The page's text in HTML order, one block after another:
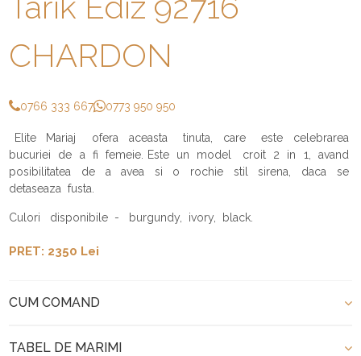
CHARDON
0766 333 667 0773 950 950
Elite Mariaj ofera aceasta tinuta, care este celebrarea
bucuriei de a fi femeie. Este un model croit 2 in 1, avand
posibilitatea de a avea si o rochie stil sirena, daca se
detaseaza fusta.
Culori disponibile - burgundy, ivory, black.
PRET: 2350 Lei
CUM COMAND
TABEL DE MARIMI